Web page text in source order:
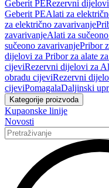
Geberit PERezervni
Geberit PEAlati za
za električno zavarivanje
zavarivanjeAlati za
sučeono zavarivanjePribor
dijelovi za Pribor za alate
cijeviRezervni dijelovi za
obradu cijeviRezervni
cijeviPomagalaDaljinski
Kategorije proizvoda
Kupaonske linije
Novosti